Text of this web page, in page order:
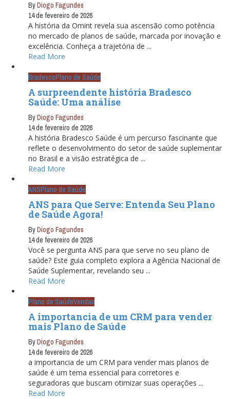
ByDiogo Fagundes
14 de fevereiro de 2026
A história da Omint revela sua ascensão como potência
no mercado de planos de saúde, marcada por inovação e
excelência. Conheça a trajetória de ...
Read More
BradescoPlano de Saúde
A surpreendente história Bradesco
Saúde: Uma análise
ByDiogo Fagundes
14 de fevereiro de 2026
A história Bradesco Saúde é um percurso fascinante que
reflete o desenvolvimento do setor de saúde suplementar
no Brasil e a visão estratégica de ...
Read More
ANSPlano de Saúde
ANS para Que Serve: Entenda Seu Plano
de Saúde Agora!
ByDiogo Fagundes
14 de fevereiro de 2026
Você se pergunta ANS para que serve no seu plano de
saúde? Este guia completo explora a Agência Nacional de
Saúde Suplementar, revelando seu ...
Read More
Plano de SaúdeVendas
A importancia de um CRM para vender
mais Plano de Saúde
ByDiogo Fagundes
14 de fevereiro de 2026
a importancia de um CRM para vender mais planos de
saúde é um tema essencial para corretores e
seguradoras que buscam otimizar suas operações ...
Read More